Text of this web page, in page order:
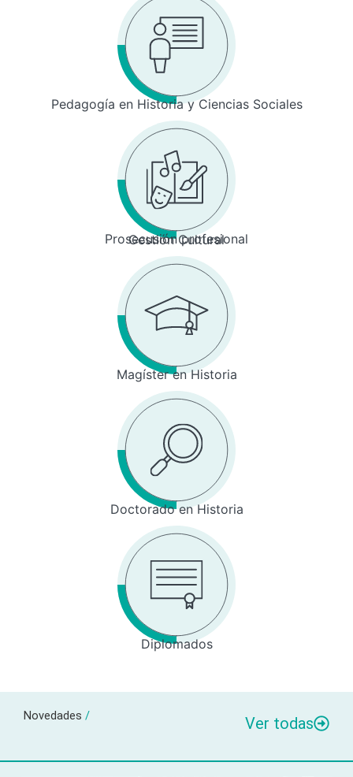
Pedagogía en Historia y Ciencias Sociales
Prosecusión profesional
Gestión Cultural
Magíster en Historia
Doctorado en Historia
Diplomados
Novedades / Ver todas